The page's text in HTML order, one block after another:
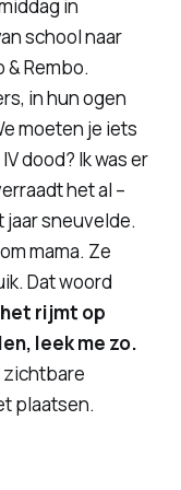
in
school naar
& Rembo.
in hun ogen
moeten je iets
dood? Ik was er
het al –
jaar sneuvelde.
mama. Ze
Dat woord
rijmt op
leek me zo.
zichtbare
plaatsen.